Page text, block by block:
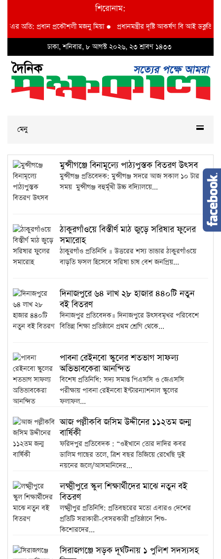
শিরোনাম:
অতি: প্রধান প্রকৌশলী মজনু মিয়া● প্রধানমন্ত্রীর দৃষ্টি আকর্ষণ বি আই ডব্লুভিইউ-
ঢাকা, শনিবার, ৮ আগস্ট ২০২৬, ২৩ শ্রাবণ ১৪৩৩
মেনু
মুন্সীগঞ্জে বিনামূল্যে পাঠ্যপুস্তক বিতরণ উৎসব
মুন্সীগঞ্জ প্রতিবেদক: মুন্সীগঞ্জ সদরে আজ সকাল ১০ টার
সময় মুন্সীগঞ্জ বহুর্মূখী উচ্চ বদ্যিালয়ে...
ঠাকুরগাঁওয়ে বিস্তীর্ণ মাঠ জুড়ে সরিষার ফুলের
সমারোহ
ঠাকুরগাঁও প্রতিনিধি ॥ উত্তরের শস্য ভান্ডার ঠাকুরগাঁওয়ে
বাড়তি ফসল হিসেবে সরিষা চাষ বেশ জনপ্রিয়...
দিনাজপুরে ৬৪ লাখ ২৮ হাজার ৪৪০টি নতুন
বই বিতরণ
দিনাজপুর প্রতিবেদক॥ দিনাজপুরে উৎসবমূখর পরিবেশে
বিভিন্ন শিক্ষা প্রতিষ্ঠানে প্রথম শ্রেণি থেকে...
পাবনা রেইনবো স্কুলের শতভাগ সাফল্য
অভিভাবকেরা আনন্দিত
বিশেষ প্রতিনিধি: সদ্য সমাপ্ত পিএসসি ও জেএসসি
পরীক্ষায় পাবনা রেইনবো ইন্টারন্যাশনাল স্কুলের
ফলাফল...
আজ পল্লীকবি জসিম উদ্দীনের ১১২তম জন্ম
বার্ষিকী
ফরিদপুর প্রতিবেদক : “ওইখানে তোর দাদির কবর
ডালিম গাছের তলে, ত্রিশ বছর ভিজিয়ে রেখেছি দুই
নয়নের জলে/আসমানিদের...
লক্ষ্মীপুরে স্কুল শিক্ষার্থীদের মাঝে নতুন বই
বিতরণ
লক্ষ্মীপুর প্রতিনিধি: প্রতিবছরের মতো এবারও দেশের
প্রতিটি সরাকারী-বেসরকারী প্রতিষ্ঠানে শিশু-
কিশোরদের...
সিরাজগঞ্জে সড়ক দূর্ঘটনায় ১ পুলিশ সদস্যসহ